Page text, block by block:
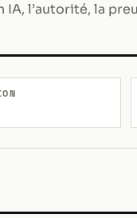
l’autorité, la